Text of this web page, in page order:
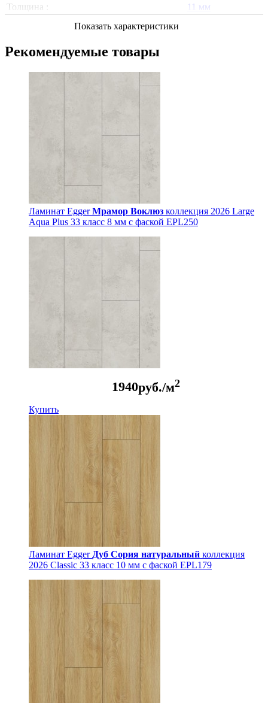
Толщина :
11 мм
Показать характеристики
Рекомендуемые товары
Ламинат EggerМрамор Воклюз коллекция 2026 Large
Aqua Plus 33 класс 8 мм с фаской EPL250
1940руб./м2
Купить
Ламинат Egger Дуб Сория натуральный коллекция
2026 Classic 33 класс 10 мм с фаской EPL179